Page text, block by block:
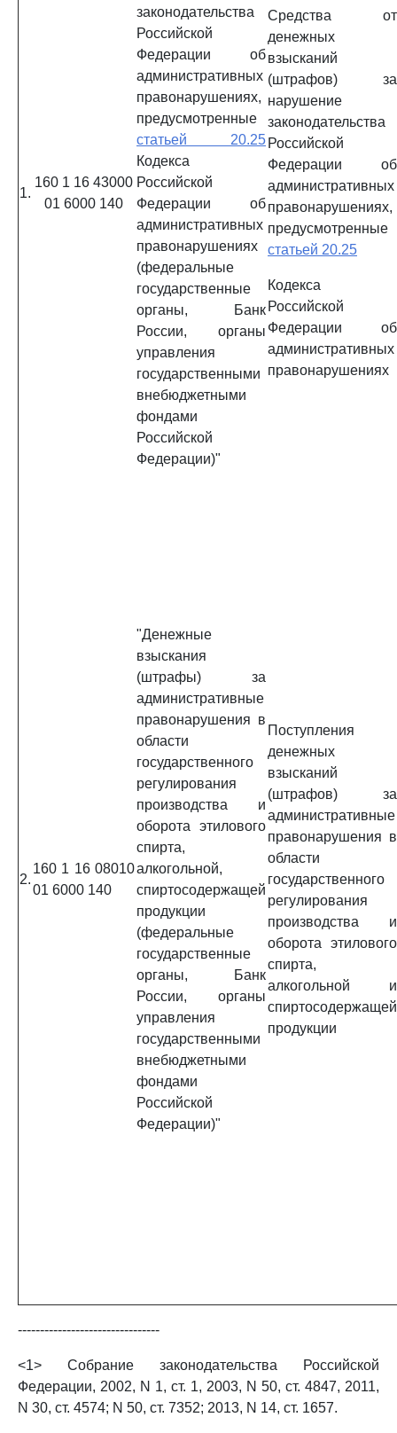
1.
160 1 16 43000
01 6000 140
законодательства
Российской
Федерации об
административных
правонарушениях,
предусмотренные
статьей 20.25
Кодекса
Российской
Федерации об
административных
правонарушениях
(федеральные
государственные
органы, Банк
России, органы
управления
государственными
внебюджетными
фондами
Российской
Федерации)"
Средства от
денежных
взысканий
(штрафов) за
нарушение
законодательства
Российской
Федерации об
административных
правонарушениях,
предусмотренные
статьей 20.25
Кодекса
Российской
Федерации об
административных
правонарушениях
2.
160 1 16 08010
01 6000 140
"Денежные
взыскания
(штрафы) за
административные
правонарушения в
области
государственного
регулирования
производства и
оборота этилового
спирта,
алкогольной,
спиртосодержащей
продукции
(федеральные
государственные
органы, Банк
России, органы
управления
государственными
внебюджетными
фондами
Российской
Федерации)"
Поступления
денежных
взысканий
(штрафов) за
административные
правонарушения в
области
государственного
регулирования
производства и
оборота этилового
спирта,
алкогольной и
спиртосодержащей
продукции
--------------------------------
<1> Собрание законодательства Российской
Федерации, 2002, N 1, ст. 1, 2003, N 50, ст. 4847, 2011,
N 30, ст. 4574; N 50, ст. 7352; 2013, N 14, ст. 1657.